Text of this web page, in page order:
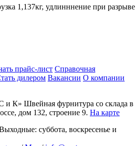
1,137кг, удлинннение при разрыве
прайс-лист Справочная
дилером Вакансии О компании
и К» Швейная фурнитура со склада в
дом 132, строение 9. На карте
суббота, воскресенье и